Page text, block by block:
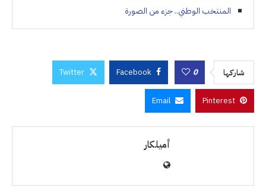
المنتخب الوطني.. جزء من الصورة
شاركها 0
Facebook
Twitter
Pinterest
Email
أميلكار